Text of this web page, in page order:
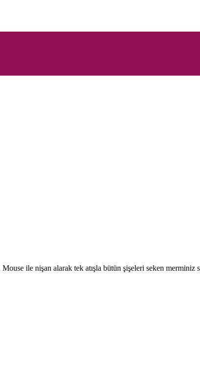
ile nişan alarak tek atışla bütün şişeleri seken